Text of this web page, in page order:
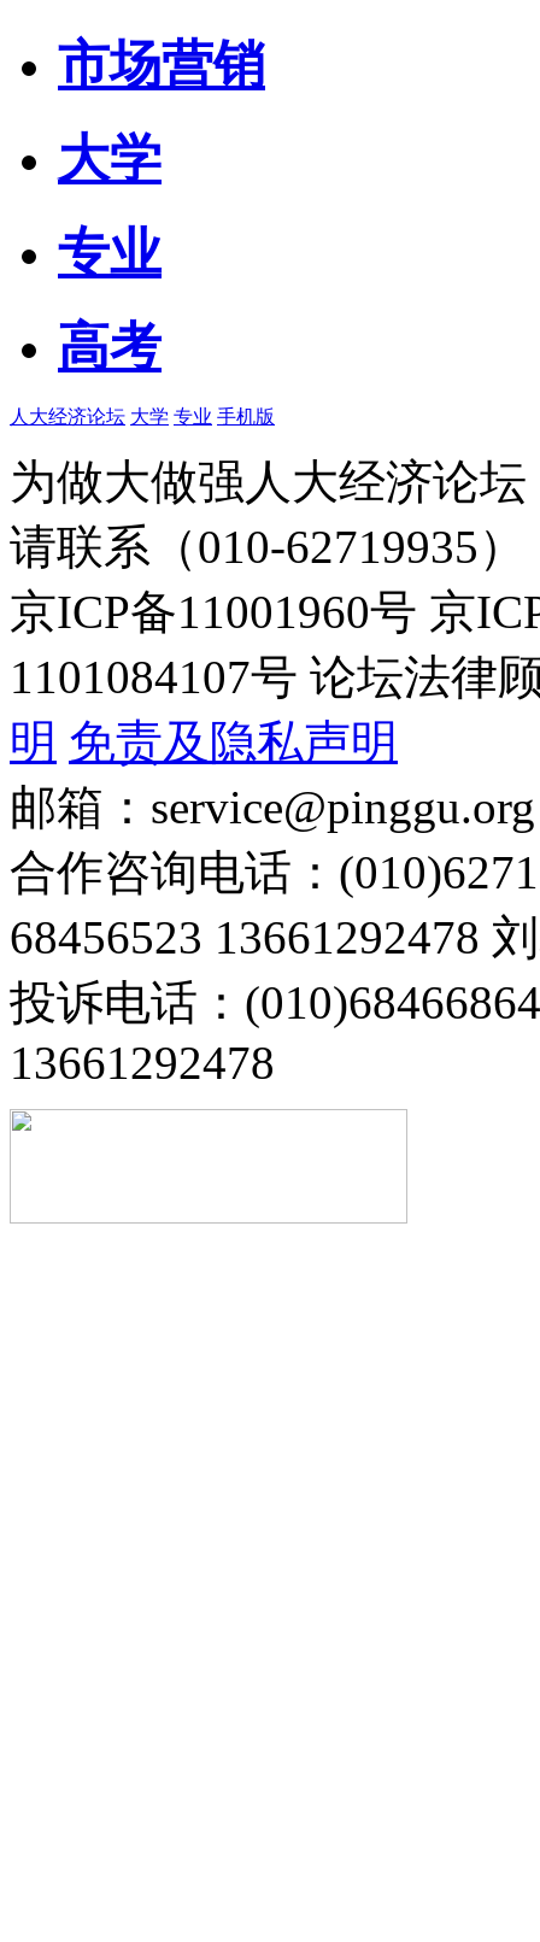
市场营销
大学
专业
高考
人大经济论坛 大学 专业 手机版
为做大做强人大经济论
请联系（010-62719935）
京ICP备11001960号 京
1101084107号 论坛法律
明 免责及隐私声明
邮箱：service@pinggu.org
合作咨询电话：
68456523 13661292478
投诉电话：
13661292478